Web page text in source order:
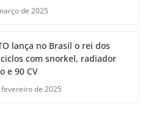
de 2025
lança no Brasil o rei dos
com snorkel, radiador
e 90 CV
de 2025